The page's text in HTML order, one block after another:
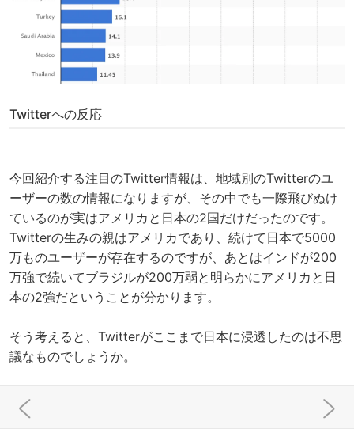
Twitterへの反応
今回紹介する注目のTwitter情報は、地域別のTwitterのユ
ーザーの数の情報になりますが、その中でも一際飛びぬけ
ているのが実はアメリカと日本の2国だけだったのです。
Twitterの生みの親はアメリカであり、続けて日本で5000
万ものユーザーが存在するのですが、あとはインドが200
万強で続いてブラジルが200万弱と明らかにアメリカと日
本の2強だということが分かります。
そう考えると、Twitterがここまで日本に浸透したのは不思
議なものでしょうか。